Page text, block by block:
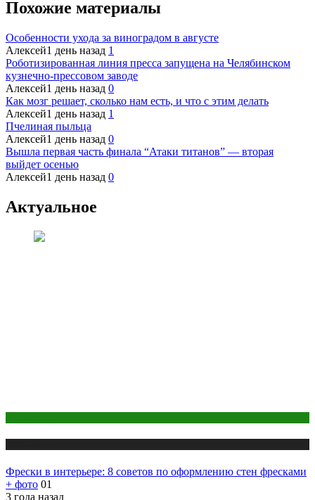
Похожие материалы
Особенности ухода за виноградом в августе
Алексей1 день назад 1
Роботизированная линия пресса запущена на Челябинском
кузнечно-прессовом заводе
Алексей1 день назад 0
Как мозг решает, сколько нам есть, и что с этим делать
Алексей1 день назад 1
Пчелиная пыльца
Алексей1 день назад 0
Вышла первая часть финала “Атаки титанов” — вторая
выйдет осенью
Алексей1 день назад 0
Актуальное
Фрески в интерьере: 8 советов по оформлению стен фресками
+ фото 01
3 года назад